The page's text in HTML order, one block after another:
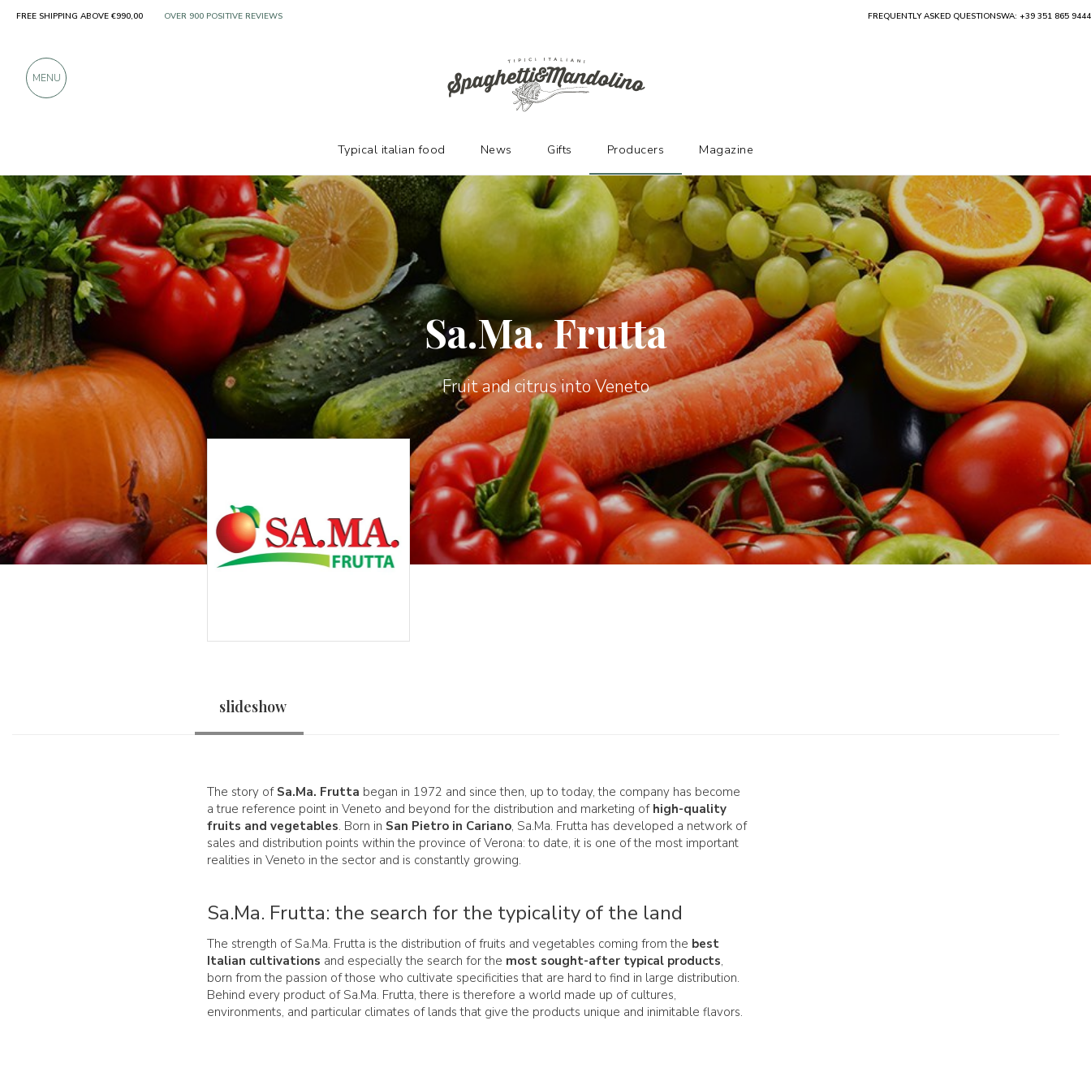
Sa.Ma. Frutta
Fruit and citrus into Veneto
slideshow
The story of Sa.Ma. Frutta began in 1972 and since then, up to today, the company has become
a true reference point in Veneto and beyond for the distribution and marketing of high-quality
fruits and vegetables. Born in San Pietro in Cariano, Sa.Ma. Frutta has developed a network of
sales and distribution points within the province of Verona: to date, it is one of the most important
realities in Veneto in the sector and is constantly growing.
Sa.Ma. Frutta: the search for the typicality of the land
The strength of Sa.Ma. Frutta is the distribution of fruits and vegetables coming from the best
Italian cultivations and especially the search for the most sought-after typical products,
born from the passion of those who cultivate specificities that are hard to find in large distribution.
Behind every product of Sa.Ma. Frutta, there is therefore a world made up of cultures,
environments, and particular climates of lands that give the products unique and inimitable flavors.
Producers Sa.Ma. Frutta
FREE SHIPPING ABOVE €990,00 ONLY PRODUCTS FROM EXCELLENT MANUFACTURERS FREQUENTLY ASKED QUESTIONSWA: +39 351 865 9444
MENU
Typical italian food News Gifts Producers Magazine